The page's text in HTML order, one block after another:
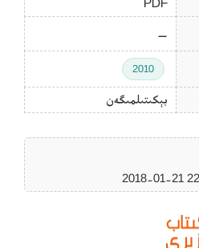
—
2010
بېكىتىلمىگەن